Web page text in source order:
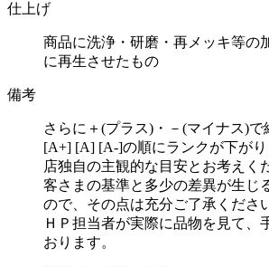
仕上げ
商品に洗浄・研磨・再メッキ等の
に再生させたもの
備考
さらに＋(プラス)・－(マイナス)で
[A+] [A] [A-]の順にランクが下が
店独自の主観的な目安とお考えく
客さまの基準と多少の差異が生じ
ので、その点は充分ご了承くださ
ＨＰ担当者が実際に品物を見て、
おります。